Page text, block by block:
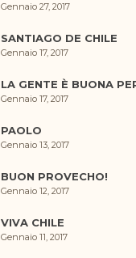
Gennaio 27, 2017
SANTIAGO DE CHILE
Gennaio 17, 2017
LA GENTE È BUONA
Gennaio 17, 2017
PAOLO
Gennaio 13, 2017
BUON PROVECHO!
Gennaio 12, 2017
VIVA CHILE
Gennaio 11, 2017